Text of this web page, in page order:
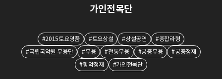
가인전목단
#2015토요명품 #토요상설 #상설공연
#종합라형
#국립국악원 무용단
#무용 #전통무용 #궁중무용
#궁중정재
#향악정재
#가인전목단